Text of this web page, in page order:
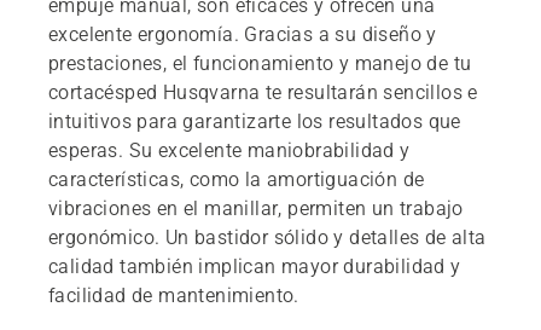
empuje manual, son eficaces y ofrecen una
excelente ergonomía. Gracias a su diseño y
prestaciones, el funcionamiento y manejo de tu
cortacésped Husqvarna te resultarán sencillos e
intuitivos para garantizarte los resultados que
esperas. Su excelente maniobrabilidad y
características, como la amortiguación de
vibraciones en el manillar, permiten un trabajo
ergonómico. Un bastidor sólido y detalles de alta
calidad también implican mayor durabilidad y
facilidad de mantenimiento.